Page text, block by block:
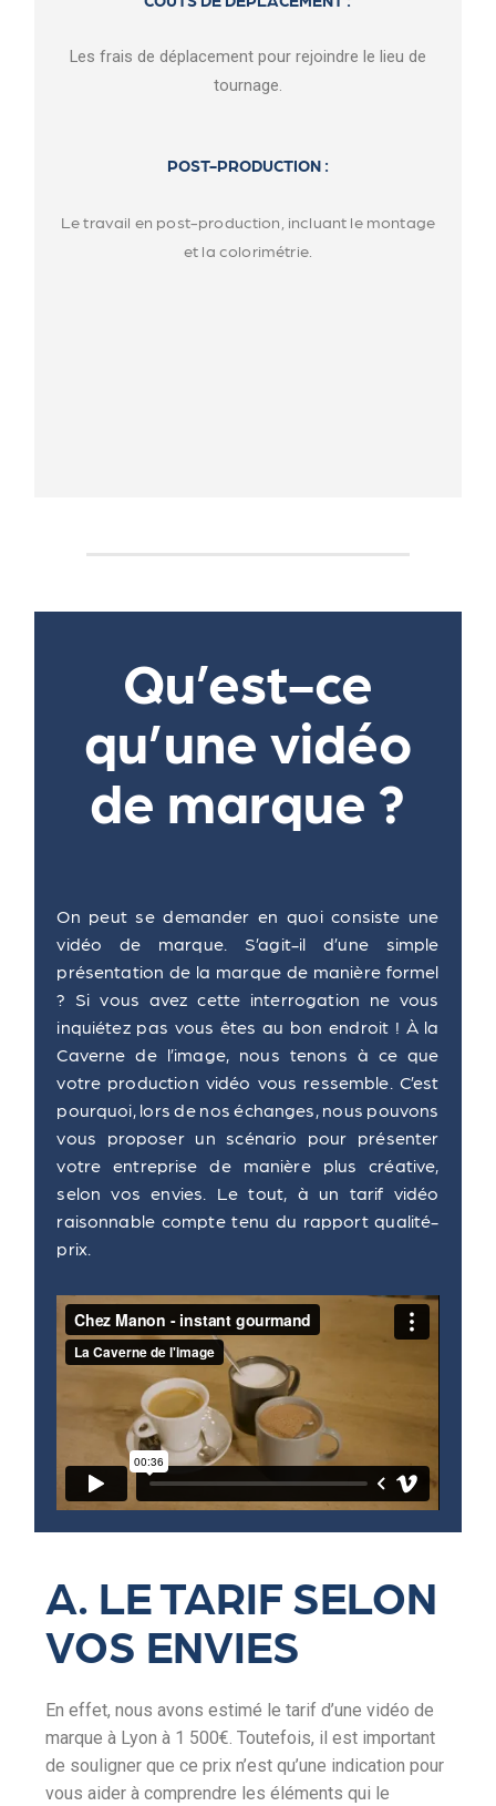
Les frais de déplacement pour rejoindre le lieu de
tournage.
POST-PRODUCTION :
Le travail en post-production, incluant le montage
et la colorimétrie.
Qu’est-ce
qu’une vidéo
de marque ?
On peut se demander en quoi consiste une
vidéo de marque. S’agit-il d’une simple
présentation de la marque de manière formel
? Si vous avez cette interrogation ne vous
inquiétez pas vous êtes au bon endroit ! À la
Caverne de l’image, nous tenons à ce que
votre production vidéo vous ressemble. C’est
pourquoi, lors de nos échanges, nous pouvons
vous proposer un scénario pour présenter
votre entreprise de manière plus créative,
selon vos envies. Le tout, à un tarif vidéo
raisonnable compte tenu du rapport qualité-
prix.
A. LE TARIF SELON
VOS ENVIES
En effet, nous avons estimé le tarif d’une vidéo de
marque à Lyon à 1 500€. Toutefois, il est important
de souligner que ce prix n’est qu’une indication pour
vous aider à comprendre les éléments qui le